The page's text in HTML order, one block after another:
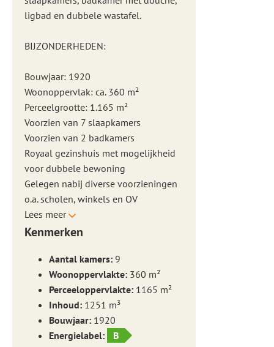
ligbad en dubbele wastafel.
BIJZONDERHEDEN:
Bouwjaar: 1920
Woonoppervlak: ca. 360 m²
Perceelgrootte: 1.165 m²
Voorzien van 7 slaapkamers
Voorzien van 2 badkamers
Royaal gezinshuis met mogelijkheid
voor dubbele bewoning
Gelegen nabij diverse voorzieningen
o.a. scholen, winkels en OV
Lees meer
Kenmerken
Aantal kamers: 9
Woonoppervlakte: 360 m²
Perceeloppervlakte: 1165 m²
Inhoud: 1251 m³
Bouwjaar: 1920
Energielabel:
B